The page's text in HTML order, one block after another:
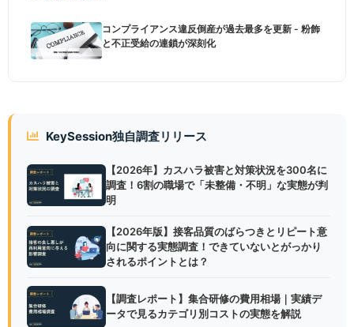
コンプライアンス違反倒産が過去最多を更新 - 粉飾
と不正受給の連鎖が深刻化
KeySession独自調査リリース
【2026年】カスハラ被害と対策状況を300名に
調査！6割の職場で「未整備・不明」な実態が判
明
【2026年版】接客品質のばらつきとリピート意
向に関する実態調査！できていないとがっかり
されるポイントとは？
【調査レポート】集合研修の費用相場｜実績デ
ータで見るカテゴリ別コストの実態を解説